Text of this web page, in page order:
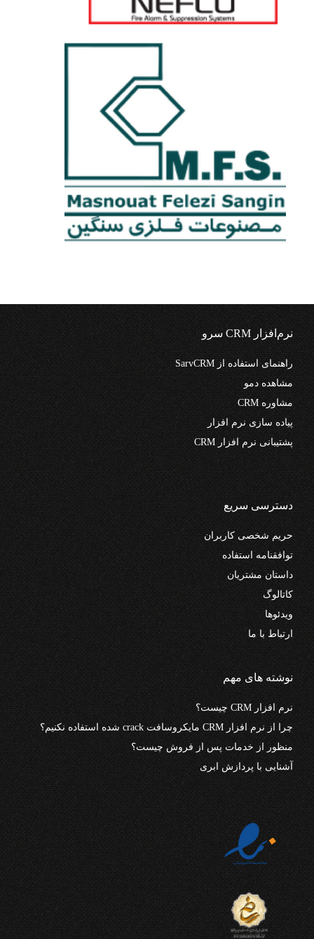
نرم‌افزار CRM سرو
راهنمای استفاده از SarvCRM
مشاهده دمو
مشاوره CRM
پیاده سازی نرم افزار
پشتیبانی نرم افزار CRM
دسترسی سریع
حریم شخصی کاربران
توافقنامه استفاده
داستان مشتریان
کاتالوگ
ویدئوها
ارتباط با ما
نوشته های مهم
نرم افزار CRM چیست؟
چرا از نرم افزار CRM مایکروسافت crack شده استفاده نکنیم؟
منظور از خدمات پس از فروش چیست؟
آشنایی با پردازش ابری